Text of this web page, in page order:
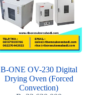
B-ONE OV-230 Digital
Drying Oven (Forced
Convection)